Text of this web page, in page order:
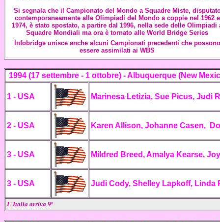
Si segnala che il Campionato del Mondo a Squadre Miste,
contemporaneamente alle Olimpiadi del Mondo a coppie nel 1962 e
1974, è stato spostato, a partire dal 1996, nella sede delle Olimpiadi
Squadre Mondiali ma ora è tornato alle World Bridge Series
Infobridge unisce anche alcuni Campionati precedenti che possono
essere assimilati ai WBS
1994 (17 settembre - 1 ottobre) - Albuquerque (New
1 - USA Marinesa Letizia, Sue Picus, Judi
2 - USA Karen Allison, Johanne Casen,
3 - USA Mildred Breed, Amalya Kearse,
3 - USA Judi Cody, Shelley Lapkoff, Linda
L'Italia arriva 9ª